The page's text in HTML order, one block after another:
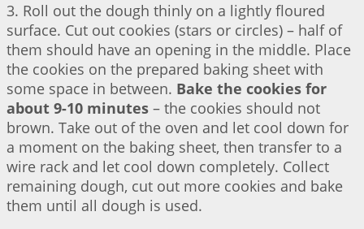
3. Roll out the dough thinly on a lightly floured
surface. Cut out cookies (stars or circles) – half of
them should have an opening in the middle. Place
the cookies on the prepared baking sheet with
some space in between. Bake the cookies for
about 9-10 minutes – the cookies should not
brown. Take out of the oven and let cool down for
a moment on the baking sheet, then transfer to a
wire rack and let cool down completely. Collect
remaining dough, cut out more cookies and bake
them until all dough is used.